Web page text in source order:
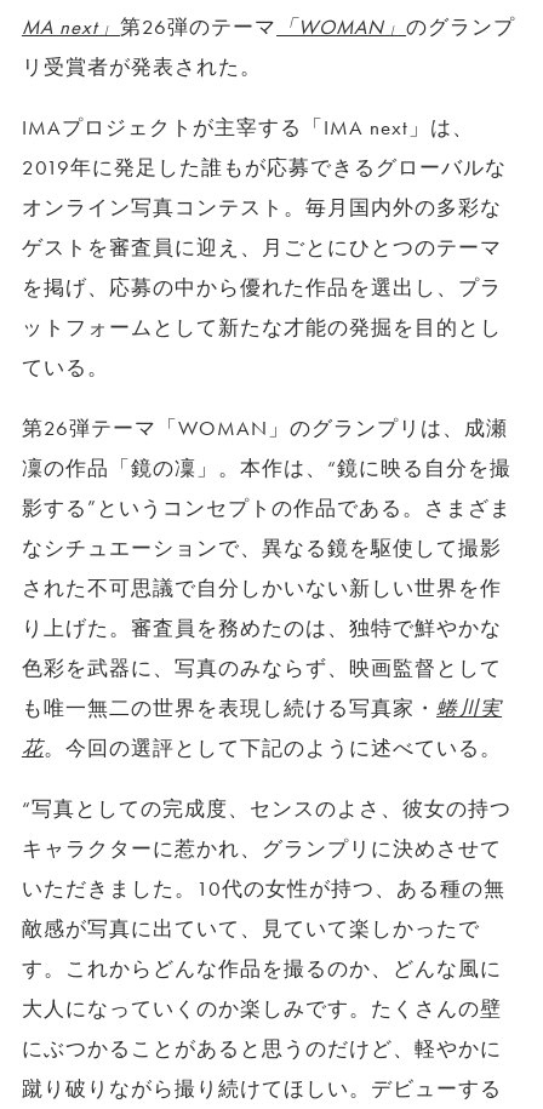
MA next」 第26弾のテーマ 「WOMAN」のグランプ
リ受賞者が発表された。
IMAプロジェクトが主宰する「IMA next」は、
2019年に発足した誰もが応募できるグローバルな
オンライン写真コンテスト。毎月国内外の多彩な
ゲストを審査員に迎え、月ごとにひとつのテーマ
を掲げ、応募の中から優れた作品を選出し、プラ
ットフォームとして新たな才能の発掘を目的とし
ている。
第26弾テーマ「WOMAN」のグランプリは、成瀬
凜の作品「鏡の凜」。本作は、“鏡に映る自分を撮
影する”というコンセプトの作品である。さまざま
なシチュエーションで、異なる鏡を駆使して撮影
された不可思議で自分しかいない新しい世界を作
り上げた。審査員を務めたのは、独特で鮮やかな
色彩を武器に、写真のみならず、映画監督として
も唯一無二の世界を表現し続ける写真家・蜷川実
花。今回の選評として下記のように述べている。
“写真としての完成度、センスのよさ、彼女の持つ
キャラクターに惹かれ、グランプリに決めさせて
いただきました。10代の女性が持つ、ある種の無
敵感が写真に出ていて、見ていて楽しかったで
す。これからどんな作品を撮るのか、どんな風に
大人になっていくのか楽しみです。たくさんの壁
にぶつかることがあると思うのだけど、軽やかに
蹴り破りながら撮り続けてほしい。デビューする